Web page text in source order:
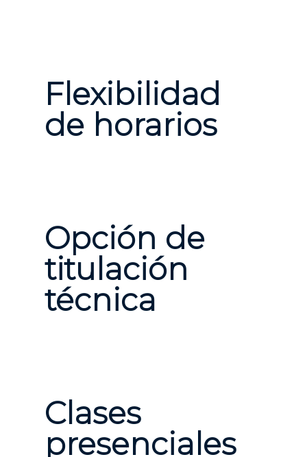
Flexibilidad
de horarios
Opción de
titulación
técnica
Clases
presenciales